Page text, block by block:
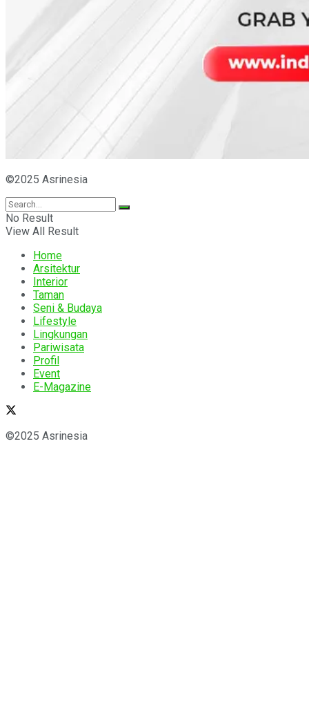
©2025 Asrinesia
No Result
View All Result
Home
Arsitektur
Interior
Taman
Seni & Budaya
Lifestyle
Lingkungan
Pariwisata
Profil
Event
E-Magazine
©2025 Asrinesia